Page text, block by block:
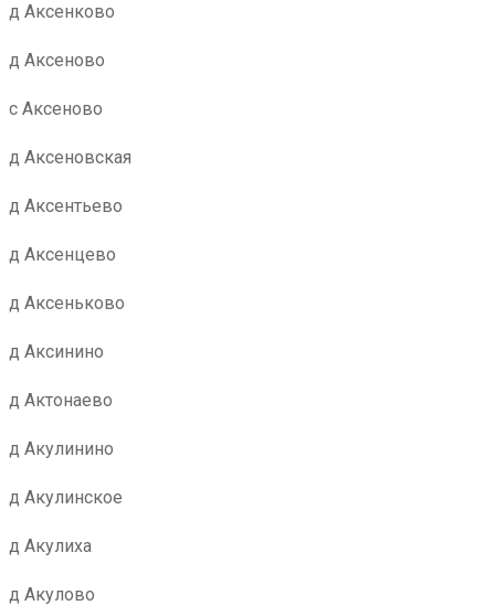
д Аксенково
д Аксеново
с Аксеново
д Аксеновская
д Аксентьево
д Аксенцево
д Аксеньково
д Аксинино
д Актонаево
д Акулинино
д Акулинское
д Акулиха
д Акулово